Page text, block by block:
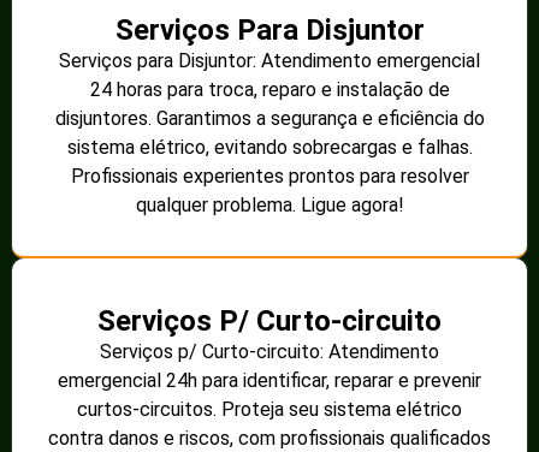
Serviços Para Disjuntor
Serviços para Disjuntor: Atendimento emergencial
24 horas para troca, reparo e instalação de
disjuntores. Garantimos a segurança e eficiência do
sistema elétrico, evitando sobrecargas e falhas.
Profissionais experientes prontos para resolver
qualquer problema. Ligue agora!
Serviços P/ Curto-circuito
Serviços p/ Curto-circuito: Atendimento
emergencial 24h para identificar, reparar e prevenir
curtos-circuitos. Proteja seu sistema elétrico
contra danos e riscos, com profissionais qualificados